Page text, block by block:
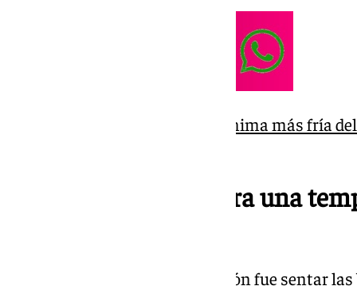
Sierra Nevada marca la mínima más fría
Protocolo integral para una
El principal objetivo de la reunión fue sentar